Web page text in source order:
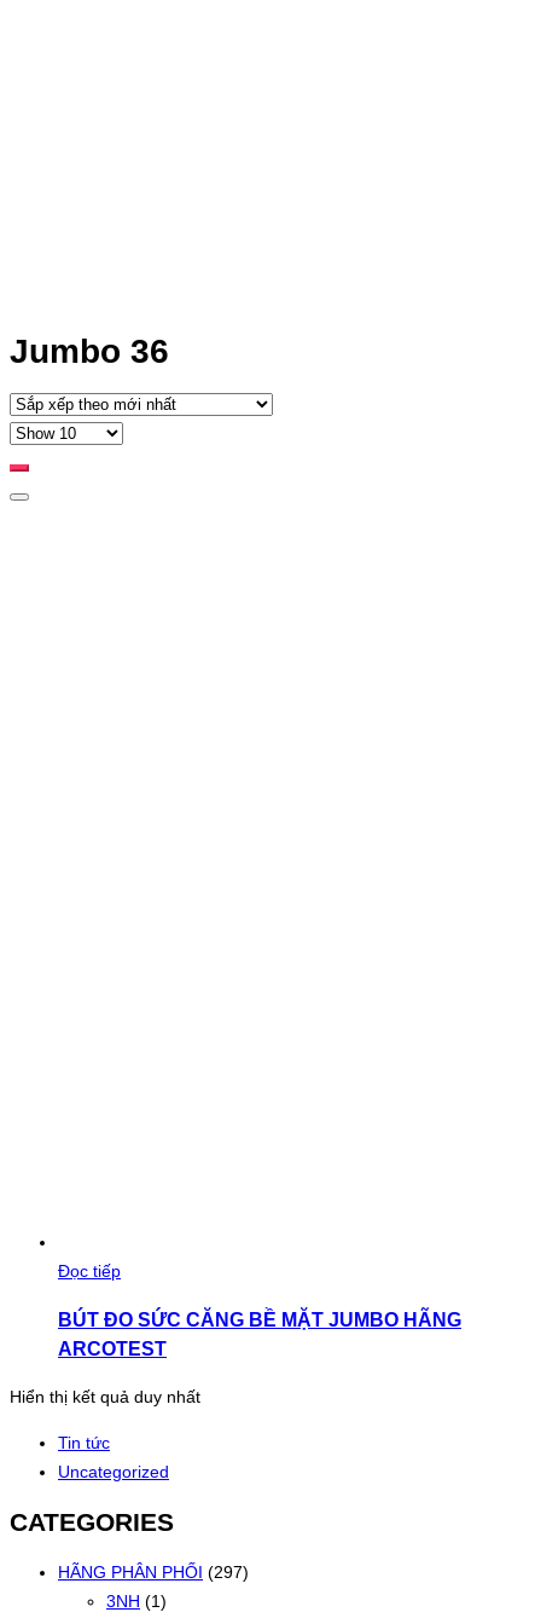
Jumbo 36
Đọc tiếp
BÚT ĐO SỨC CĂNG BỀ MẶT JUMBO HÃNG
ARCOTEST
Hiển thị kết quả duy nhất
Tin tức
Uncategorized
CATEGORIES
HÃNG PHÂN PHỐI (297)
3NH (1)